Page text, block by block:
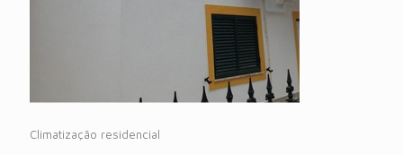
Climatização residencial